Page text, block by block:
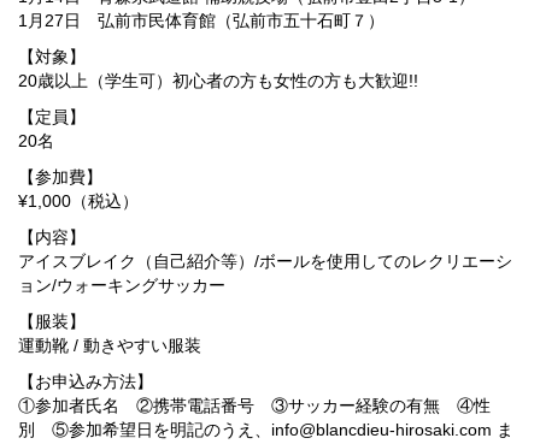
1月27日 弘前市民体育館（弘前市五十石町７）
【対象】
20歳以上（学生可）初心者の方も女性の方も大歓迎!!
【定員】
20名
【参加費】
¥1,000（税込）
【内容】
アイスブレイク（自己紹介等）/ボールを使用してのレクリエーシ
ョン/ウォーキングサッカー
【服装】
運動靴 / 動きやすい服装
【お申込み方法】
①参加者氏名 ②携帯電話番号 ③サッカー経験の有無 ④性
別 ⑤参加希望日を明記のうえ、info@blancdieu-hirosaki.com ま